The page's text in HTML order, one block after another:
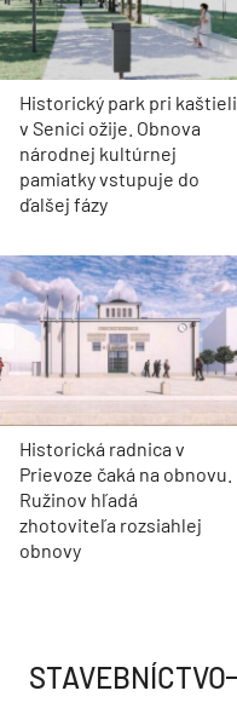
Historický park pri kaštieli
v Senici ožije. Obnova
národnej kultúrnej
pamiatky vstupuje do
ďalšej fázy
Historická radnica v
Prievoze čaká na obnovu.
Ružinov hľadá
zhotoviteľa rozsiahlej
obnovy
STAVEBNÍCTVO